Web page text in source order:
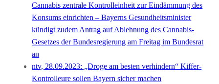
Cannabis zentrale Kontrolleinheit zur Eindämmung des
Konsums einrichten – Bayerns Gesundheitsminister
kündigt zudem Antrag auf Ablehnung des Cannabis-
Gesetzes der Bundesregierung am Freitag im Bundesrat
an
ntv, 28.09.2023: „Droge am besten verhindern“ Kiffer-
Kontrolleure sollen Bayern sicher machen